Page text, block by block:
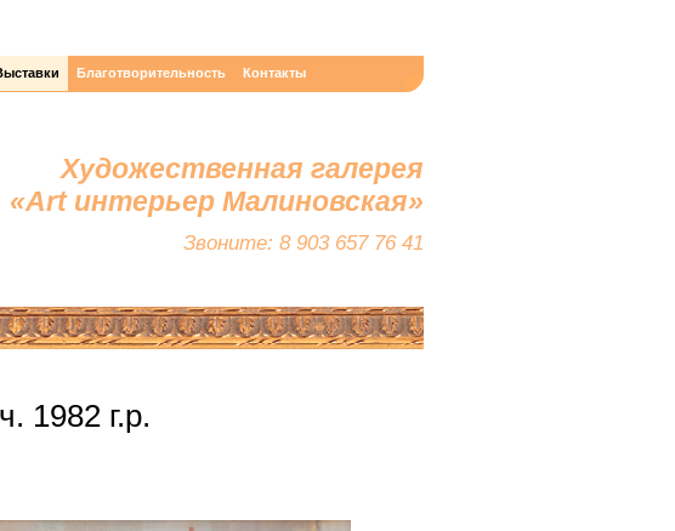
Благотворительность Контакты
Художественная галерея
«Art интерьер Малиновская»
Звоните: 8 903 657 76 41
1982 г.р.